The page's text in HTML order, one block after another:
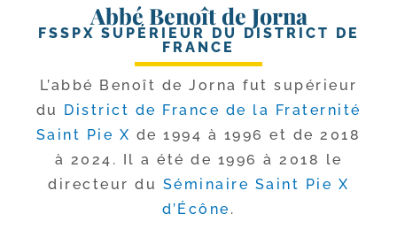
Abbé Benoît de Jorna
FSSPX SUPÉRIEUR DU DISTRICT DE
FRANCE
L’abbé Benoît de Jorna fut supé­rieur
du District de France de la Fraternité
Saint Pie X de 1994 à 1996 et de 2018
à 2024. Il a été de 1996 à 2018 le
direc­teur du Séminaire Saint Pie X
d’Écône .